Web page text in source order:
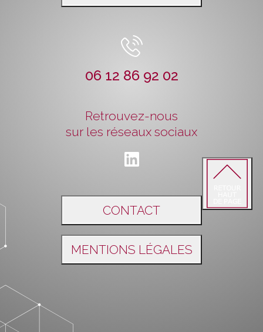
06 12 86 92 02
Retrouvez-nous
sur les réseaux sociaux
CONTACT
MENTIONS LÉGALES